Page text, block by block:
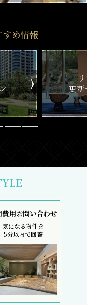
め情報
新
費用お問い合わせ
気になる物件を
5分以内で回答